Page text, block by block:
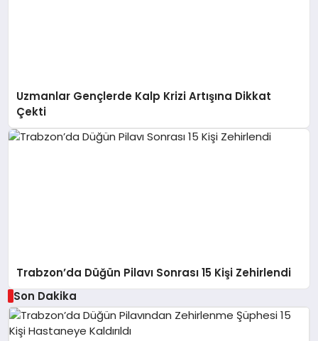
Uzmanlar Gençlerde Kalp Krizi Artışına Dikkat
Çekti
Trabzon’da Düğün Pilavı Sonrası 15 Kişi Zehirlendi
Son Dakika